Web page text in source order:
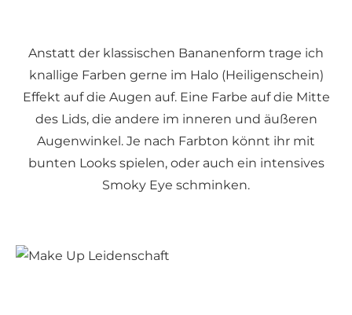
Anstatt der klassischen Bananenform trage ich
knallige Farben gerne im Halo (Heiligenschein)
Effekt auf die Augen auf. Eine Farbe auf die Mitte
des Lids, die andere im inneren und äußeren
Augenwinkel. Je nach Farbton könnt ihr mit
bunten Looks spielen, oder auch ein intensives
Smoky Eye schminken.